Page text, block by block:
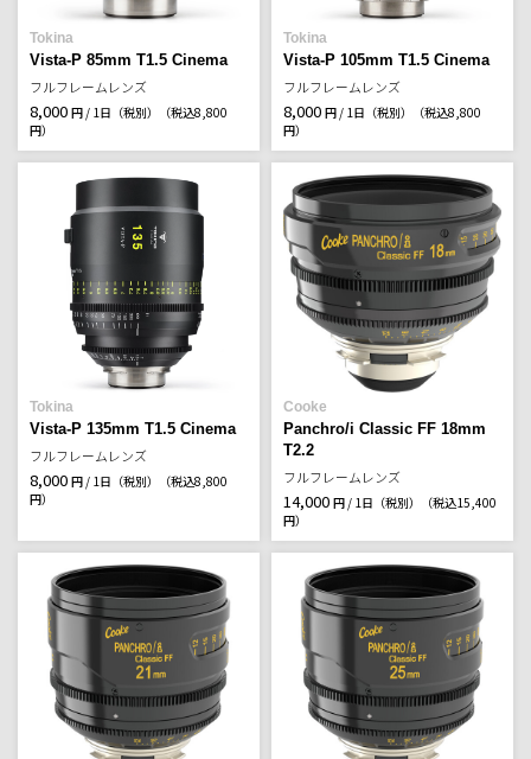
Tokina
Vista-P 85mm T1.5 Cinema
フルフレームレンズ
8,000 円 / 1日（税別）
（税込8,800
円）
Tokina
Vista-P 105mm T1.5 Cinema
フルフレームレンズ
8,000 円 / 1日（税別）
（税込8,800
円）
Tokina
Vista-P 135mm T1.5 Cinema
フルフレームレンズ
8,000 円 / 1日（税別）
（税込8,800
円）
Cooke
Panchro/i Classic FF 18mm
T2.2
フルフレームレンズ
14,000 円 / 1日（税別）
（税込15,400
円）